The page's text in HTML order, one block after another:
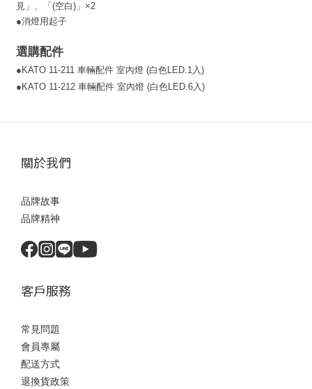
見」、
「(空白)」×2
●消燈用起子
選購配件
● KATO 11-211 車輛配件 室內燈 (白色LED.1入)
● KATO 11-212 車輛配件 室內燈 (白色LED.6入)
關於我們
品牌故事
品牌精神
客戶服務
常見問題
會員專屬
配送方式
退換貨政策